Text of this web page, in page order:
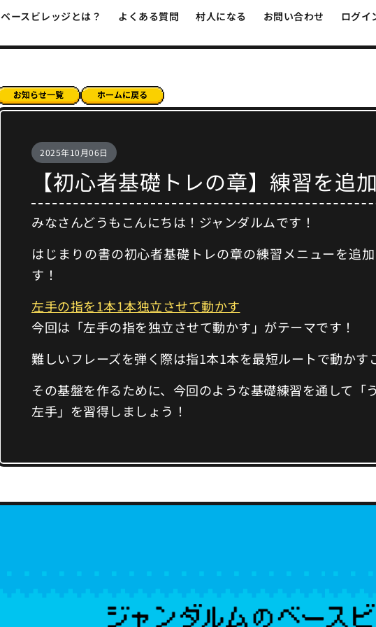
ベースビレッジとは？ よくある質問 村人になる お問い合わせ ログイ
2025年10月06日
【初心者基礎トレの章】練習を追
みなさんどうもこんにちは！ジャンダルムです！
はじまりの書の初心者基礎トレの章の練習メニューを追
す！
左手の指を1本1本独立させて動かす
今回は「左手の指を独立させて動かす」がテーマです！
難しいフレーズを弾く際は指1本1本を最短ルートで動かす
その基盤を作るために、今回のような基礎練習を通して「
左手」を習得しましょう！